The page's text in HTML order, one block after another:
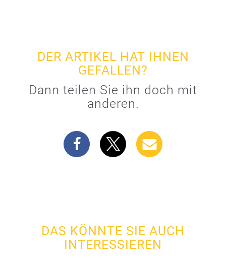
DER ARTIKEL HAT IHNEN
GEFALLEN?
Dann teilen Sie ihn doch mit
anderen.
DAS KÖNNTE SIE AUCH
INTERESSIEREN